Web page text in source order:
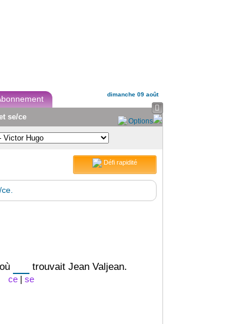
dimanche 09 août

se/ce Options
Défi rapidité
ce | se
trouvait Jean Valjean.